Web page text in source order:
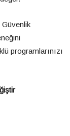
Güvenlik
programlarınızı